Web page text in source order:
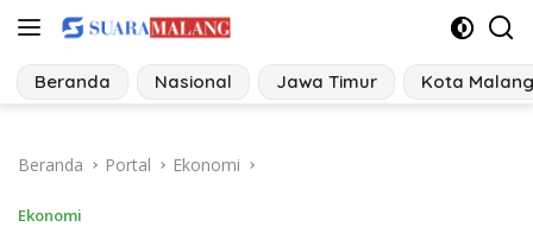
Langsung
konten
Beranda Nasional Jawa Timur Kota Malang
Beranda Portal Ekonomi
Ekonomi